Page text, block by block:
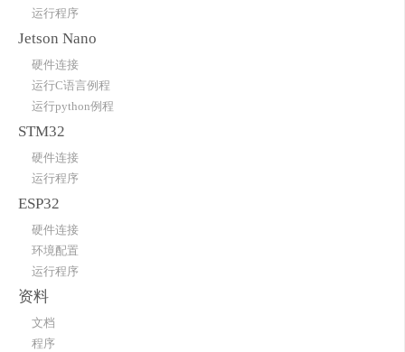
运行程序
Jetson Nano
硬件连接
运行C语言例程
运行python例程
STM32
硬件连接
运行程序
ESP32
硬件连接
环境配置
运行程序
资料
文档
程序